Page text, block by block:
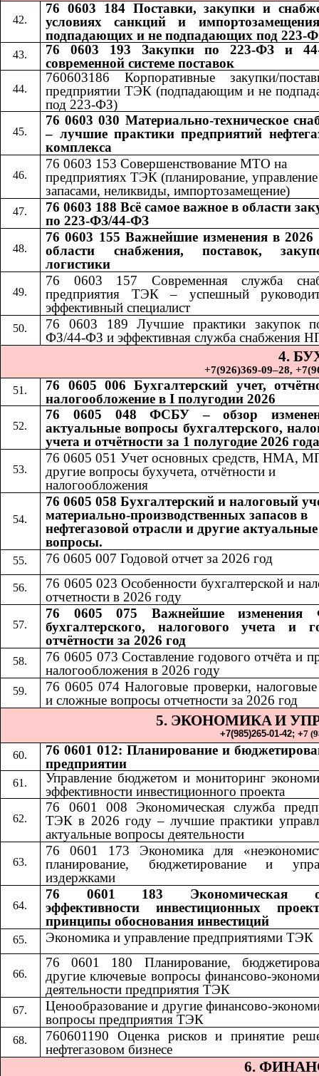
76 0603 184 Поставки, закупки и
условиях санкций и
подпадающих и не подпадающих под 223-
76 0603 193 Закупки по 223-ФЗ и
современной системе поставок
760603186 Корпоративные закупки/
предприятии ТЭК (подпадающим и не
под 223-ФЗ)
76 0603 030 Материально-техническое
– лучшие практики предприятий
комплекса
76 0603 153 Совершенствование МТО на
предприятиях ТЭК (планирование, управление
запасами, неликвиды, импортозамещение)
76 0603 188 Всё самое важное в области
по 223-ФЗ/44-ФЗ
76 0603 155 Важнейшие изменения в 2026
области снабжения, поставок,
логистики
76 0603 157 Современная служба
предприятия ТЭК – успешный
эффективный специалист
76 0603 189 ​​Лучшие практики закупок
ФЗ/44-ФЗ и эффективная служба снабжения
4.
+7(926)369-09–28,
76 0605 006 Бухгалтерский учет,
налогообложение в I полугодии 2026
76 0605 048 ФСБУ – обзор
актуальные вопросы бухгалтерского,
учета и отчётности за 1 полугодие 2026
76 0605 051 Учет основных средств, НМА,
другие вопросы бухучета, отчётности и
налогообложения
76 0605 058 Бухгалтерский и налоговый
материально-производственных запасов в
нефтегазовой отрасли и другие актуальные
вопросы.
76 0605 007 Годовой отчет за 2026 год
76 0605 023 Особенности бухгалтерской и
отчетности в 2026 году
76 0605 075 Важнейшие изменения
бухгалтерского, налогового учета и
отчётности за 2026 год
76 0605 073 Составление годового отчёта и
налогообложения в 2026 году
76 0605 074 Налоговые проверки,
и сложные вопросы отчетности за 2026 год
5. ЭКОНОМИКА И
+7(985)265-01-42;​​+7
76 0601 012: Планирование и
предприятии
Управление бюджетом и мониторинг
эффективности инвестиционного проекта
76 0601 008 Экономическая служба
ТЭК в 2026 году – лучшие практики
актуальные вопросы деятельности
76 0601 173 Экономика для
планирование, бюджетирование и
издержками
76 0601 183 Экономическая
эффективности инвестиционных
принципы обоснования инвестиций
Экономика и управление предприятиями ТЭК
76 0601 180 Планирование,
другие ключевые вопросы финансово-
деятельности предприятия ТЭК
Ценообразование и другие финансово-
вопросы предприятия ТЭК
760601190 Оценка рисков и принятие
нефтегазовом бизнесе
6.